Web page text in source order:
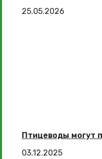
25.05.2026
Птицеводы могут
03.12.2025